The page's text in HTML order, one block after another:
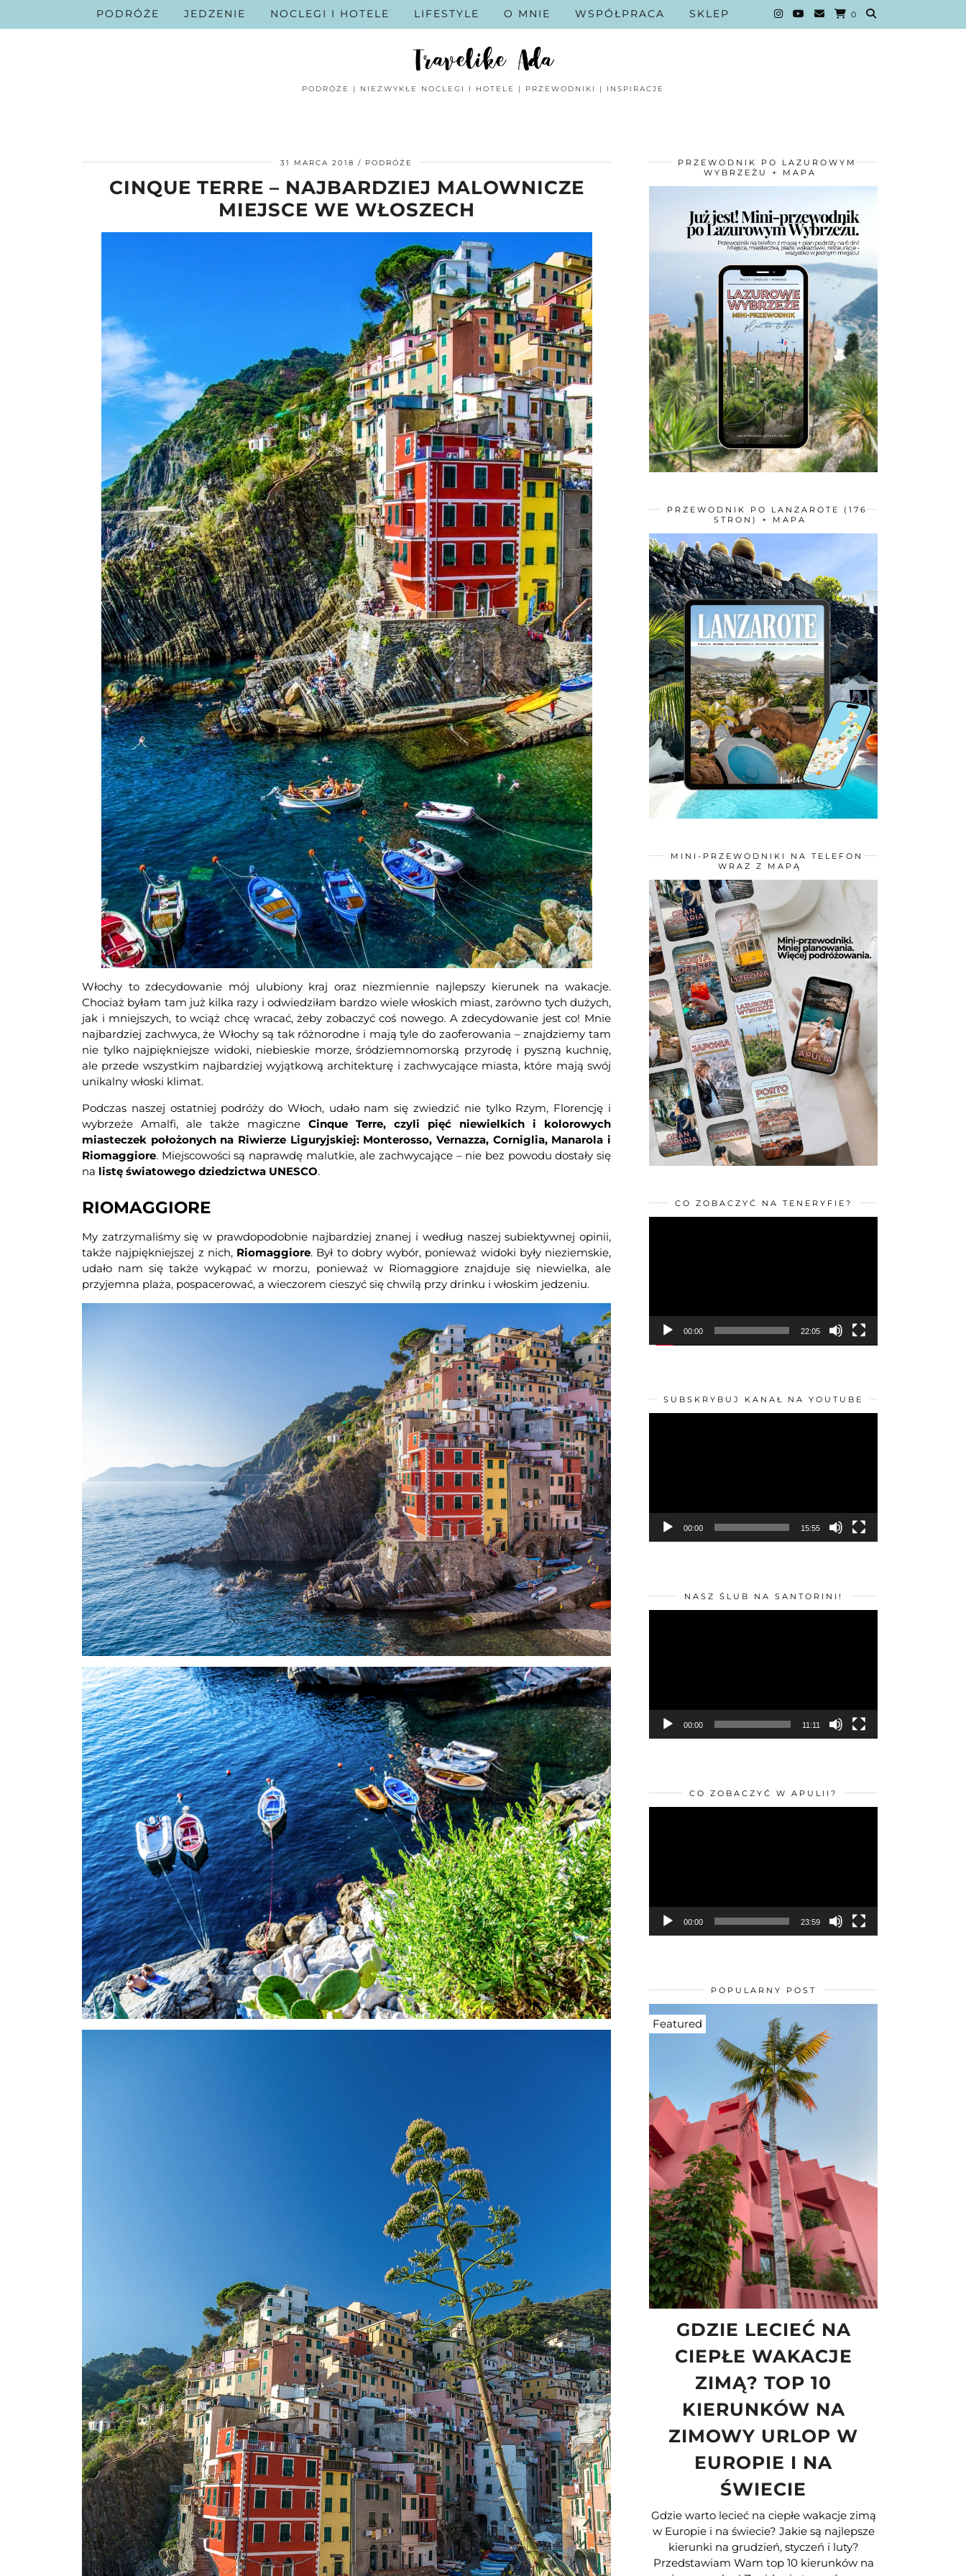
PODRÓŻE | NIEZWYKŁE NOCLEGI I HOTELE | PRZEWODNIKI | INSPIRACJE
PODRÓŻE JEDZENIE NOCLEGI I HOTELE LIFESTYLE O MNIE WSPÓŁPRACA SKLEP 0
31 MARCA 2018 PODRÓŻE
CINQUE TERRE – NAJBARDZIEJ MALOWNICZE
MIEJSCE WE WŁOSZECH
Włochy to zdecydowanie mój ulubiony kraj oraz niezmiennie najlepszy kierunek na wakacje.
Chociaż byłam tam już kilka razy i odwiedziłam bardzo wiele włoskich miast, zarówno tych dużych,
jak i mniejszych, to wciąż chcę wracać, żeby zobaczyć coś nowego. A zdecydowanie jest co! Mnie
najbardziej zachwyca, że Włochy są tak różnorodne i mają tyle do zaoferowania – znajdziemy tam
nie tylko najpiękniejsze widoki, niebieskie morze, śródziemnomorską przyrodę i pyszną kuchnię,
ale przede wszystkim najbardziej wyjątkową architekturę i zachwycające miasta, które mają swój
unikalny włoski klimat.
Podczas naszej ostatniej podróży do Włoch, udało nam się zwiedzić nie tylko Rzym, Florencję i
wybrzeże Amalfi, ale także magiczne Cinque Terre, czyli pięć niewielkich i kolorowych
miasteczek położonych na Riwierze Liguryjskiej: Monterosso, Vernazza, Corniglia, Manarola i
Riomaggiore. Miejscowości są naprawdę malutkie, ale zachwycające – nie bez powodu dostały się
na listę światowego dziedzictwa UNESCO.
RIOMAGGIORE
My zatrzymaliśmy się w prawdopodobnie najbardziej znanej i według naszej subiektywnej opinii,
także najpiękniejszej z nich, Riomaggiore. Był to dobry wybór, ponieważ widoki były nieziemskie,
udało nam się także wykąpać w morzu, ponieważ w Riomaggiore znajduje się niewielka, ale
przyjemna plaża, pospacerować, a wieczorem cieszyć się chwilą przy drinku i włoskim jedzeniu.
PRZEWODNIK PO LAZUROWYM
WYBRZEŻU + MAPA
PRZEWODNIK PO LANZAROTE (176
STRON) + MAPA
MINI-PRZEWODNIKI NA TELEFON
WRAZ Z MAPĄ
CO ZOBACZYĆ NA TENERYFIE?
00:00 22:05
SUBSKRYBUJ KANAŁ NA YOUTUBE
00:00 15:55
NASZ ŚLUB NA SANTORINI!
00:00 11:11
CO ZOBACZYĆ W APULII?
00:00 23:59
POPULARNY POST
Featured
GDZIE LECIEĆ NA
CIEPŁE WAKACJE
ZIMĄ? TOP 10
KIERUNKÓW NA
ZIMOWY URLOP W
EUROPIE I NA
ŚWIECIE
Gdzie warto lecieć na ciepłe wakacje zimą
w Europie i na świecie? Jakie są najlepsze
kierunki na grudzień, styczeń i luty?
Przedstawiam Wam top 10 kierunków na